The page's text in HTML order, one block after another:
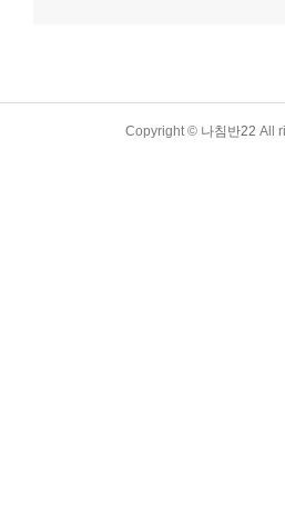
Copyright © 나침반22 All
TistoryWhaleSkin3.4